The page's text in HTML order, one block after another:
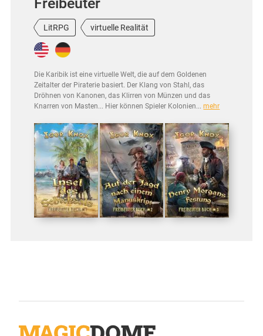
LitRPG virtuelle Realität
Die Karibik ist eine virtuelle Welt, die auf dem Goldenen
Zeitalter der Piraterie basiert. Der Klang von Stahl, das
Dröhnen von Kanonen, das Klirren von Münzen und das
Knarren von Masten... Hier können Spieler Kolonien...mehr